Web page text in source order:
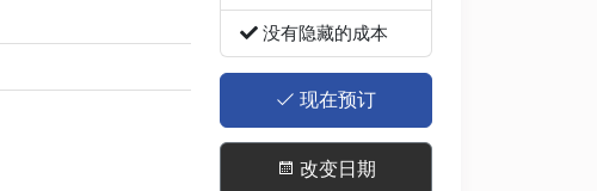
没有隐藏的成本
现在预订
改变日期